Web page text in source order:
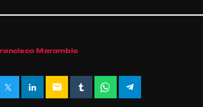
Marambio
email